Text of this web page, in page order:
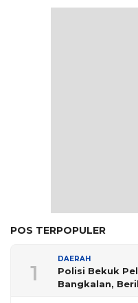
POS TERPOPULER
1
DAERAH
Polisi Bekuk
Bangkalan,